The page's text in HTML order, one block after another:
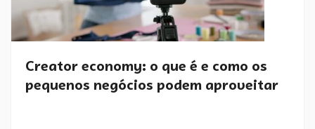
Creator economy: o que é e como os
pequenos negócios podem aproveitar